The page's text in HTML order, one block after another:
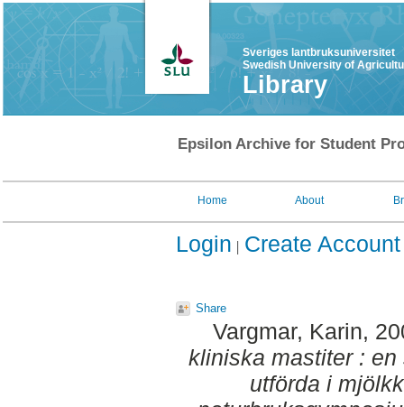
Sveriges lantbruksuniversitet
Swedish University of
Library
Epsilon Archive for Student
Home About
Login Create Account
Share
Vargmar, Karin,
kliniska mastiter :
utförda i